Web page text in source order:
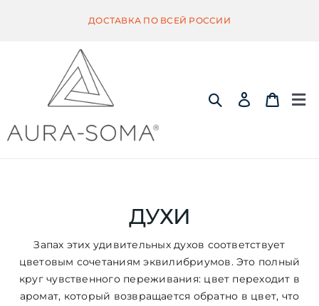
ДОСТАВКА ПО ВСЕЙ РОССИИ
КВИНТЭССЕНЦИЯ
ДУХИ
Запах этих удивительных духов соответствует
цветовым сочетаниям эквилибриумов. Это полный
круг чувственного переживания: цвет переходит в
аромат, который возвращается обратно в цвет, что